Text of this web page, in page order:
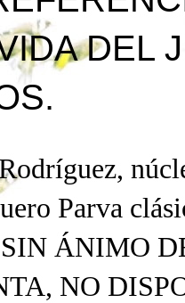
DEL
Parva
ÁNIMO
NO